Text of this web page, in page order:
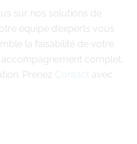
sur nos solutions de
équipe d’experts vous
la faisabilité de votre
complet,
Prenez Contact avec